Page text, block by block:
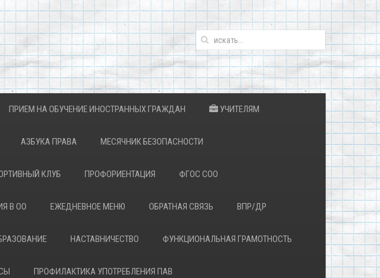
ПРИЕМ НА ОБУЧЕНИЕ ИНОСТРАННЫХ ГРАЖДАН УЧИТЕЛЯМ
АЗБУКА ПРАВА МЕСЯЧНИК БЕЗОПАСНОСТИ
КЛУБ ПРОФОРИЕНТАЦИЯ ФГОС СОО
В ОО ЕЖЕДНЕВНОЕ МЕНЮ ОБРАТНАЯ СВЯЗЬ ВПР/ДР
НАСТАВНИЧЕСТВО ФУНКЦИОНАЛЬНАЯ ГРАМОТНОСТЬ
ПРОФИЛАКТИКА УПОТРЕБЛЕНИЯ ПАВ